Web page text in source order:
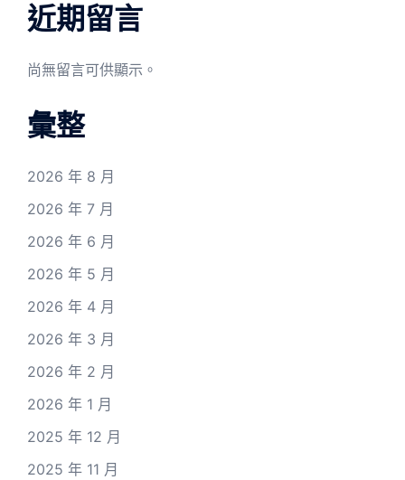
近期留言
尚無留言可供顯示。
彙整
2026 年 8 月
2026 年 7 月
2026 年 6 月
2026 年 5 月
2026 年 4 月
2026 年 3 月
2026 年 2 月
2026 年 1 月
2025 年 12 月
2025 年 11 月